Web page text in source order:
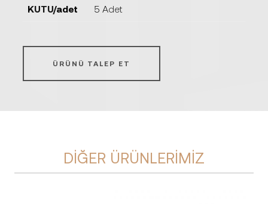
KUTU/adet 5 Adet
ÜRÜNÜ TALEP ET
DIĞER ÜRÜNLERIMIZ